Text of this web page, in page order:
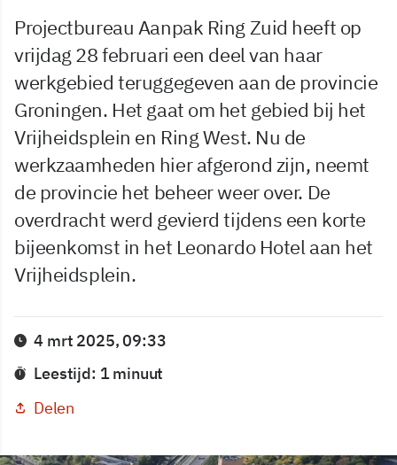
Projectbureau Aanpak Ring Zuid heeft op
vrijdag 28 februari een deel van haar
werkgebied teruggegeven aan de provincie
Groningen. Het gaat om het gebied bij het
Vrijheidsplein en Ring West. Nu de
werkzaamheden hier afgerond zijn, neemt
de provincie het beheer weer over. De
overdracht werd gevierd tijdens een korte
bijeenkomst in het Leonardo Hotel aan het
Vrijheidsplein.
4 mrt 2025, 09:33
Leestijd: 1 minuut
Delen